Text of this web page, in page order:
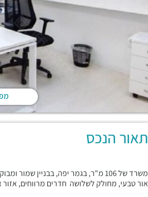
תאור הנכס
משרד של 106 מ"ר, בגמר יפה, בבניין
אור טבעי, מחולק לשלושה חדרים מרווחים, אזור